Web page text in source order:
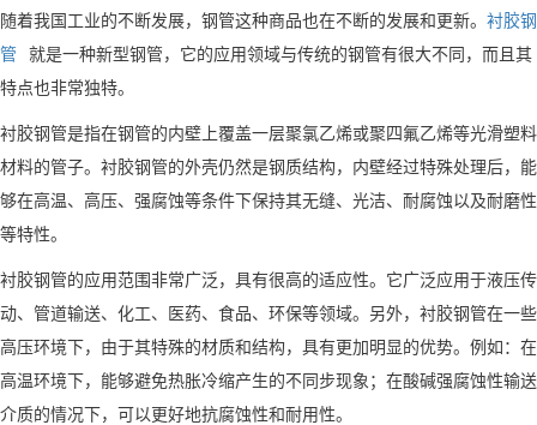
随着我国工业的不断发展，钢管这种商品也在不断的发展和更新。 衬胶钢
管
就是一种新型钢管，它的应用领域与传统的钢管有很大不同，而且其
特点也非常独特。
衬胶钢管是指在钢管的内壁上覆盖一层聚氯乙烯或聚四氟乙烯等光滑塑料
材料的管子。衬胶钢管的外壳仍然是钢质结构，内壁经过特殊处理后，能
够在高温、高压、强腐蚀等条件下保持其无缝、光洁、耐腐蚀以及耐磨性
等特性。
衬胶钢管的应用范围非常广泛，具有很高的适应性。它广泛应用于液压传
动、管道输送、化工、医药、食品、环保等领域。另外，衬胶钢管在一些
高压环境下，由于其特殊的材质和结构，具有更加明显的优势。例如：在
高温环境下，能够避免热胀冷缩产生的不同步现象；在酸碱强腐蚀性输送
介质的情况下，可以更好地抗腐蚀性和耐用性。